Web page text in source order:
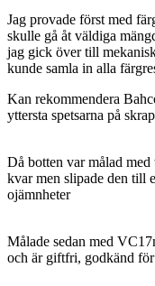
Jag provade först med
skulle gå åt väldiga
jag gick över till
kunde samla in alla
Kan rekommendera
yttersta spetsarna på
Då botten var målad
kvar men slipade den till
ojämnheter
Målade sedan med
och är giftfri, godkänd